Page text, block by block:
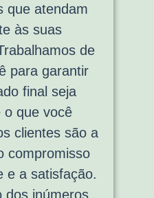
que atendam
às suas
de
para garantir
final seja
o que você
clientes são a
compromisso
e a satisfação.
dos inúmeros